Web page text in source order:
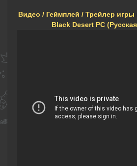
Видео / Геймплей / Трейлер
Black Desert PC